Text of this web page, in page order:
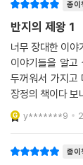
웅 모험담다운 멋
지의 제왕』의 뒷
웅 서사나 역사서
세계를 뒤흔들 블
가운데땅 역사상
도 제작되어 많은
종이
반지의 제왕 1
너무 장대한 이야
이야기들을 알고
두꺼워서 가지고
장정의 책이다 보
있어요.y*******9
종이